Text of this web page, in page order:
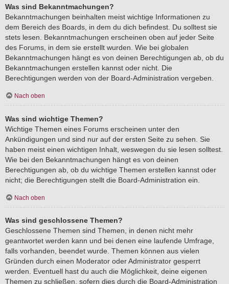
Was sind Bekanntmachungen?
Bekanntmachungen beinhalten meist wichtige Informationen zu
dem Bereich des Boards, in dem du dich befindest. Du solltest sie
stets lesen. Bekanntmachungen erscheinen oben auf jeder Seite
des Forums, in dem sie erstellt wurden. Wie bei globalen
Bekanntmachungen hängt es von deinen Berechtigungen ab, ob du
Bekanntmachungen erstellen kannst oder nicht. Die
Berechtigungen werden von der Board-Administration vergeben.
Nach oben
Was sind wichtige Themen?
Wichtige Themen eines Forums erscheinen unter den
Ankündigungen und sind nur auf der ersten Seite zu sehen. Sie
haben meist einen wichtigen Inhalt, weswegen du sie lesen solltest.
Wie bei den Bekanntmachungen hängt es von deinen
Berechtigungen ab, ob du wichtige Themen erstellen kannst oder
nicht; die Berechtigungen stellt die Board-Administration ein.
Nach oben
Was sind geschlossene Themen?
Geschlossene Themen sind Themen, in denen nicht mehr
geantwortet werden kann und bei denen eine laufende Umfrage,
falls vorhanden, beendet wurde. Themen können aus vielen
Gründen durch einen Moderator oder Administrator gesperrt
werden. Eventuell hast du auch die Möglichkeit, deine eigenen
Themen zu schließen, sofern dies durch die Board-Administration